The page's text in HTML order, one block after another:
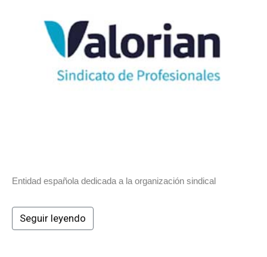
Entidad española dedicada a la organización sindical
Seguir leyendo